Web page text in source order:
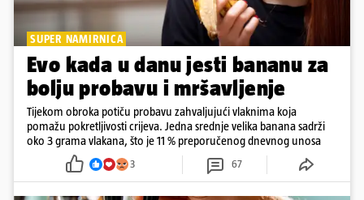
SUPER NAMIRNICA
Evo kada u danu jesti bananu za
bolju probavu i mršavljenje
Tijekom obroka potiču probavu zahvaljujući vlaknima koja
pomažu pokretljivosti crijeva. Jedna srednje velika banana sadrži
oko 3 grama vlakana, što je 11 % preporučenog dnevnog unosa
3 67